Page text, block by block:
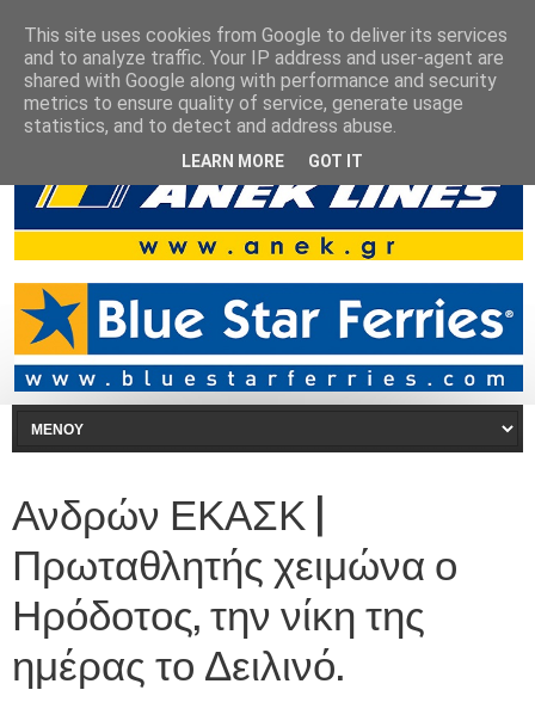
Ανδρών ΕΚΑΣΚ |
Πρωταθλητής χειμώνα ο
Ηρόδοτος, την νίκη της
ημέρας το Δειλινό.
This site uses cookies from Google to deliver its services
and to analyze traffic. Your IP address and user-agent are
shared with Google along with performance and security
metrics to ensure quality of service, generate usage
statistics, and to detect and address abuse.
LEARN MORE GOT IT